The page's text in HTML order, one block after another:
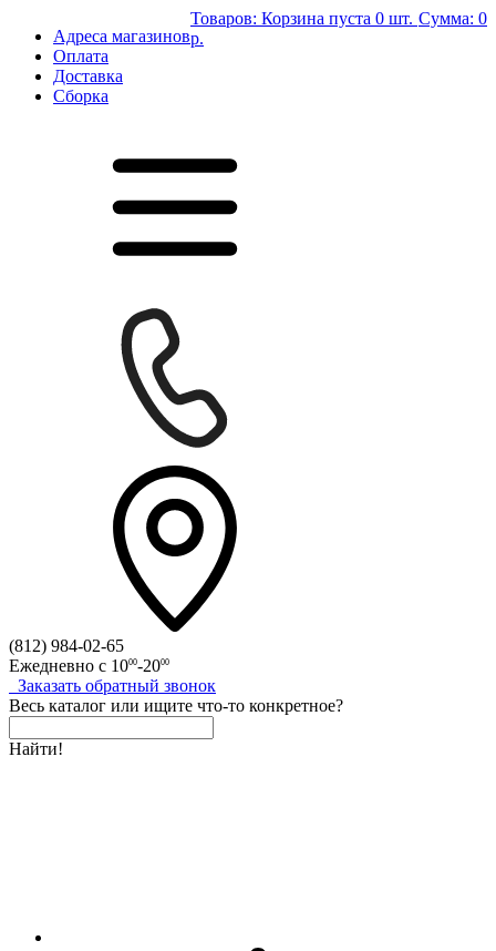
Адреса магазинов
Оплата
Доставка
Сборка
Товаров: Корзина пуста 0 шт. Сумма: 0
р.
(812) 984-02-65
Ежедневно с 1000-2000
Заказать обратный звонок
Весь каталог или ищите что-то конкретное?
Найти!